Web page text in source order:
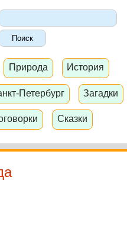
Природа История
Петербург Загадки
Сказки